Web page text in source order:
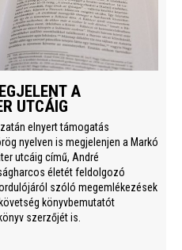
A
UTCÁIG
elnyert támogatás
nyelven is megjelenjen a Markó
utcáig című, André
életét feldolgozó
szóló megemlékezések
könyvbemutatót
szerzőjét is.